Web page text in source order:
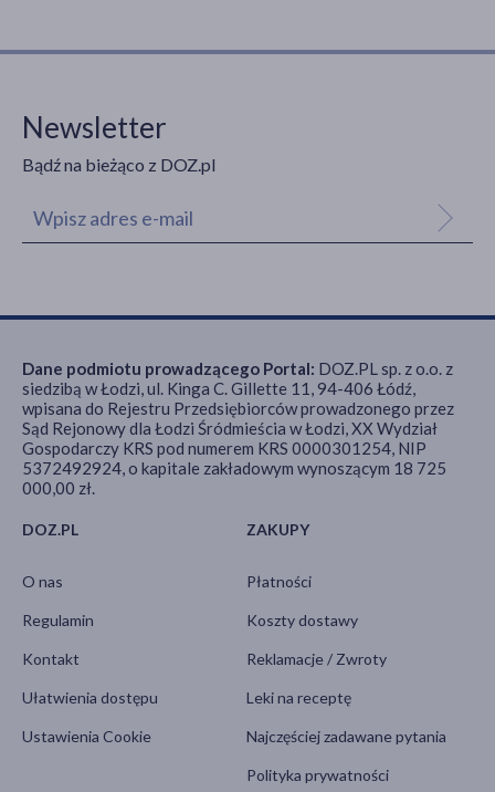
Newsletter
Bądź na bieżąco z DOZ.pl
DOZ.PL
O nas
Regulamin
Kontakt
Ułatwienia dostępu
Ustawienia Cookie
ZAKUPY
Płatności
Koszty dostawy
Reklamacje / Zwroty
Leki na receptę
Najczęściej zadawane pytania
Polityka prywatności
Dane podmiotu prowadzącego Portal: DOZ.PL sp. z o.o. z
siedzibą w Łodzi, ul. Kinga C. Gillette 11, 94-406 Łódź,
wpisana do Rejestru Przedsiębiorców prowadzonego przez
Sąd Rejonowy dla Łodzi Śródmieścia w Łodzi, XX Wydział
Gospodarczy KRS pod numerem KRS 0000301254, NIP
5372492924, o kapitale zakładowym wynoszącym 18 725
000,00 zł.